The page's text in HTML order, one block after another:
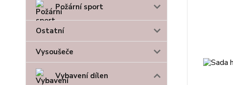
Požární sport
Ostatní
Vysoušeče
Vybavení dílen